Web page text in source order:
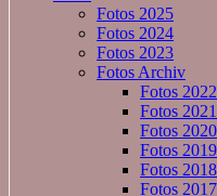
Fotos 2025
Fotos 2024
Fotos 2023
Fotos Archiv
Fotos 2022
Fotos 2021
Fotos 2020
Fotos 2019
Fotos 2018
Fotos 2017